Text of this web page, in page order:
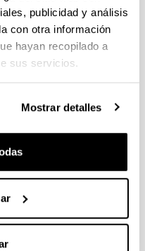
publicidad y análisis
con otra información
hayan recopilado a
sus servicios.
Mostrar detalles
Lab